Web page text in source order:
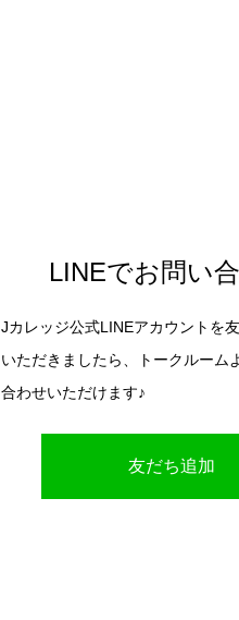
LINEでお問い
Jカレッジ公式LINEアカウントを
いただきましたら、トークルーム
合わせいただけます♪
友だち追加